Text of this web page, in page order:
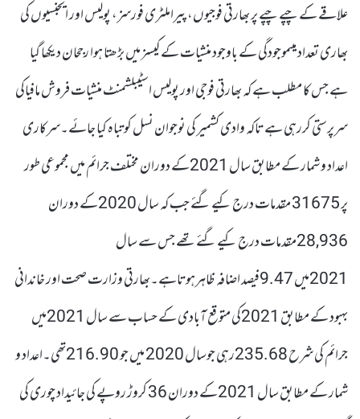
علاقے کے چپے چپے پر بھارتی فوجیوں، پیراملٹری فورسز، پولیس اور ایجنسیوں کی
بھاری تعداد میںموجودگی کے باوجود منشیات کے کیسز میں بڑھتا ہوا رجحان دیکھا گیا
ہے جس کا مطلب ہے کہ بھارتی فوجی اور پولیس اسٹیبلشمنٹ منشیات فروش مافیاکی
سرپرستی کررہی ہے تاکہ وادی کشمیر کی نوجوان نسل کو تباہ کیا جائے۔سرکاری
اعداد و شمار کے مطابق سال 2021کے دوران مختلف جرائم میں مجموعی طور
پر 31675 مقدمات درج کیے گئے جب کہ سال 2020کے دوران
28,936مقدمات درج کیے گئے تھے جس سے سال
2021میں 9.47فیصد اضافہ ظاہرہوتاہے۔بھارتی وزارت صحت اور خاندانی
بہبود کے مطابق 2021کی متوقع آبادی کے حساب سے سال 2021میں
جرائم کی شرح 235.68رہی جوسال 2020 میں جو 216.90تھی۔اعداد و
شمار کے مطابق سال 2021کے دوران 36 کروڑ روپے کی جائیداد چوری کی